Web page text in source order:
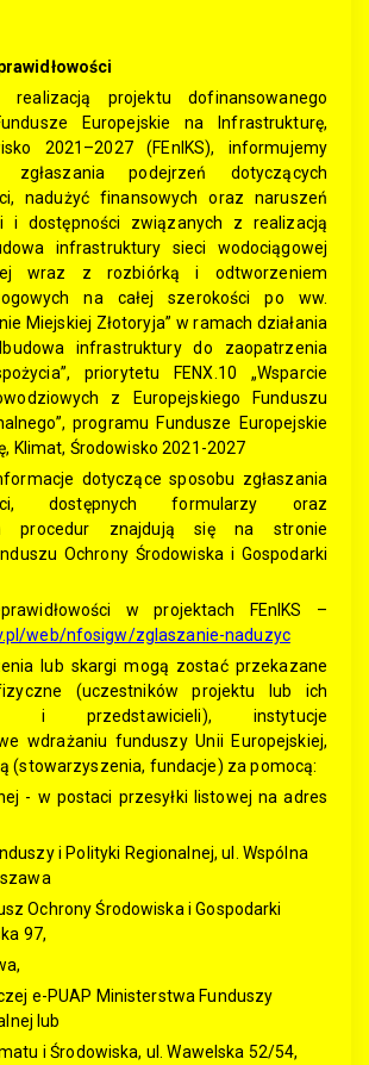
projektu dofinansowanego
Europejskie na Infrastrukturę,
2021–2027 (FEnIKS), informujemy
podejrzeń dotyczących
nadużyć finansowych oraz naruszeń
i dostępności związanych z realizacją
infrastruktury sieci wodociągowej
wraz z rozbiórką i odtworzeniem
na całej szerokości po ww.
Miejskiej Złotoryja” w ramach działania
infrastruktury do zaopatrzenia
priorytetu FENX.10 „Wsparcie
z Europejskiego Funduszu
programu Fundusze Europejskie
Klimat, Środowisko 2021-2027
dotyczące sposobu zgłaszania
dostępnych formularzy oraz
procedur znajdują się na stronie
Ochrony Środowiska i Gospodarki
w projektach FEnIKS –
web/nfosigw/zglaszanie-naduzyc
lub skargi mogą zostać przekazane
(uczestników projektu lub ich
i przedstawicieli), instytucje
wdrażaniu funduszy Unii Europejskiej,
(stowarzyszenia, fundacje) za pomocą:
- w postaci przesyłki listowej na adres
i Polityki Regionalnej, ul. Wspólna
Ochrony Środowiska i Gospodarki
97,
e-PUAP Ministerstwa Funduszy
lub
i Środowiska, ul. Wawelska 52/54,